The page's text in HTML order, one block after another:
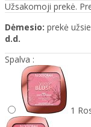
Užsakomoji prekė.
Dėmesio: prekė
d.d.
Spalva :
1